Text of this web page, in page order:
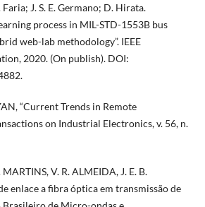
Faria; J. S. E. Germano; D. Hirata.
process in MIL-STD-1553B bus
web-lab methodology”. IEEE
2020. (On publish). DOI:
“Current Trends in Remote
on Industrial Electronics, v. 56, n.
V. R. ALMEIDA, J. E. B.
enlace a fibra óptica em transmissão de